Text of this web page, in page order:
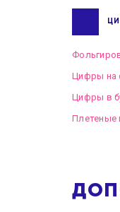
Цифры на
Цифры в
Плетеные